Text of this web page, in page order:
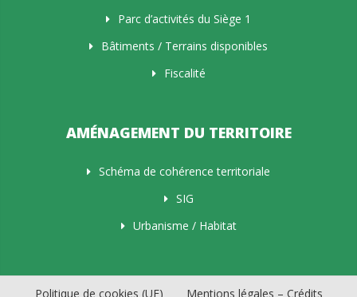
Parc d’activités du Siège 1
Bâtiments / Terrains disponibles
Fiscalité
AMÉNAGEMENT DU TERRITOIRE
Schéma de cohérence territoriale
SIG
Urbanisme / Habitat
Politique de cookies (UE) Mentions légales – Crédits